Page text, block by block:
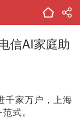
信AI家庭助
千家万户，上海
式。